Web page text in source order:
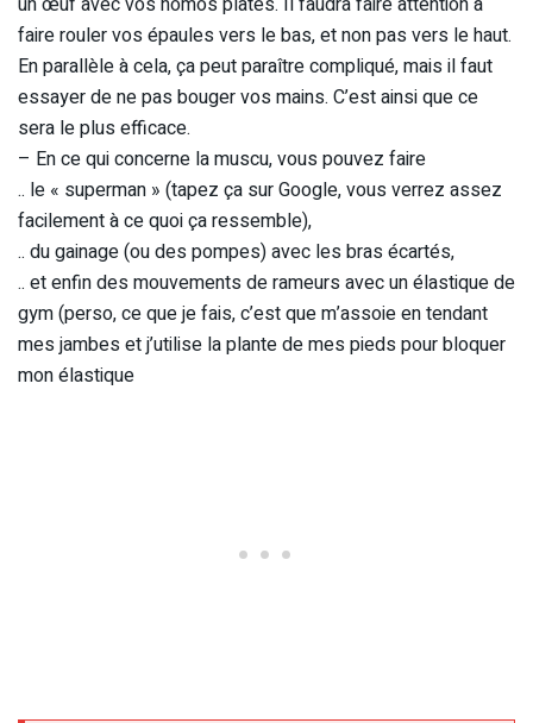
faire rouler vos épaules vers le bas, et non pas vers le haut.
En parallèle à cela, ça peut paraître compliqué, mais il faut
essayer de ne pas bouger vos mains. C’est ainsi que ce
sera le plus efficace.
– En ce qui concerne la muscu, vous pouvez faire
.. le « superman » (tapez ça sur Google, vous verrez assez
facilement à ce quoi ça ressemble),
.. du gainage (ou des pompes) avec les bras écartés,
.. et enfin des mouvements de rameurs avec un élastique de
gym (perso, ce que je fais, c’est que m’assoie en tendant
mes jambes et j’utilise la plante de mes pieds pour bloquer
mon élastique